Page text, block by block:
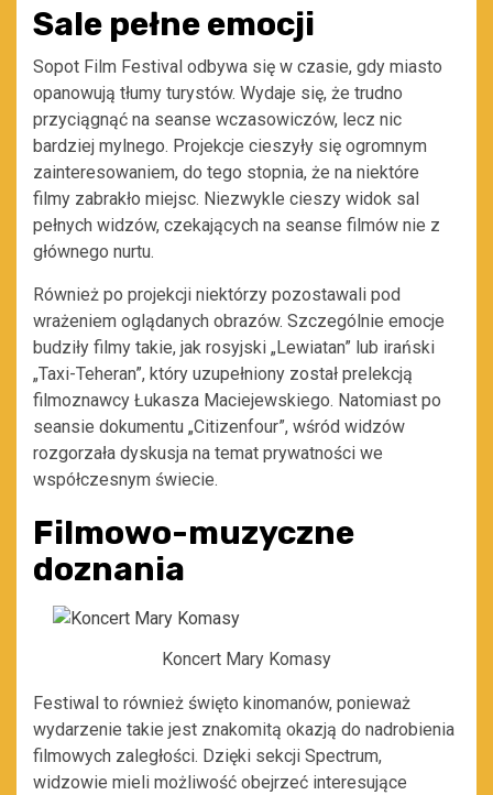
Sale pełne emocji
Sopot Film Festival odbywa się w czasie, gdy miasto
opanowują tłumy turystów. Wydaje się, że trudno
przyciągnąć na seanse wczasowiczów, lecz nic
bardziej mylnego. Projekcje cieszyły się ogromnym
zainteresowaniem, do tego stopnia, że na niektóre
filmy zabrakło miejsc. Niezwykle cieszy widok sal
pełnych widzów, czekających na seanse filmów nie z
głównego nurtu.
Również po projekcji niektórzy pozostawali pod
wrażeniem oglądanych obrazów. Szczególnie emocje
budziły filmy takie, jak rosyjski „Lewiatan” lub irański
„Taxi-Teheran”, który uzupełniony został prelekcją
filmoznawcy Łukasza Maciejewskiego. Natomiast po
seansie dokumentu „Citizenfour”, wśród widzów
rozgorzała dyskusja na temat prywatności we
współczesnym świecie.
Filmowo-muzyczne
doznania
Koncert Mary Komasy
Festiwal to również święto kinomanów, ponieważ
wydarzenie takie jest znakomitą okazją do nadrobienia
filmowych zaległości. Dzięki sekcji Spectrum,
widzowie mieli możliwość obejrzeć interesujące